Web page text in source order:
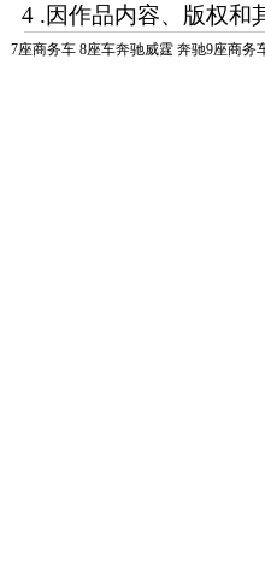
4 .因作品内容、版权和
7座商务车 8座车奔驰威霆 奔驰9座商务